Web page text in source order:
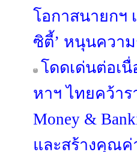
โอกาสนายกฯ
ซิตี้’ หนุนควา
โดดเด่นต่อเ
หาฯ ไทยคว้าร
Money &
และสร้างคุณ